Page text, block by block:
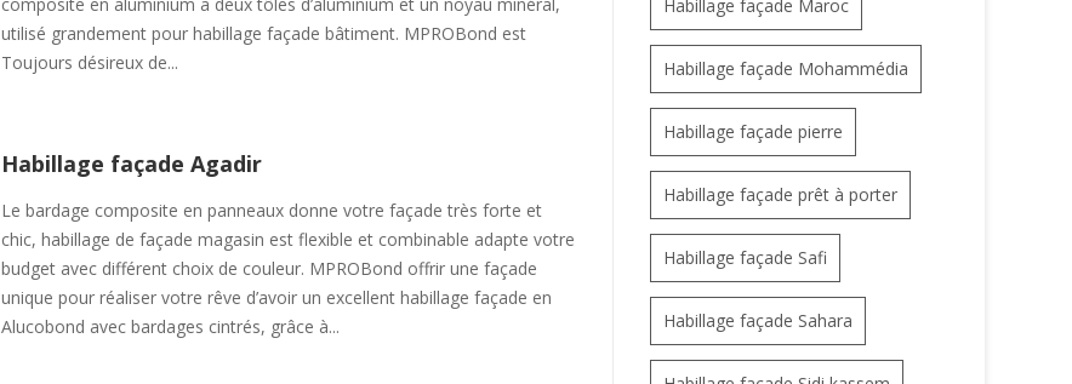
utilisé grandement pour habillage façade bâtiment. MPROBond est
Toujours désireux de...
Habillage façade Agadir
Le bardage composite en panneaux donne votre façade très forte et
chic, habillage de façade magasin est flexible et combinable adapte votre
budget avec différent choix de couleur. MPROBond offrir une façade
unique pour réaliser votre rêve d’avoir un excellent habillage façade en
Alucobond avec bardages cintrés, grâce à...
Habillage façade Maroc
Habillage façade Mohammédia
Habillage façade pierre
Habillage façade prêt à porter
Habillage façade Safi
Habillage façade Sahara